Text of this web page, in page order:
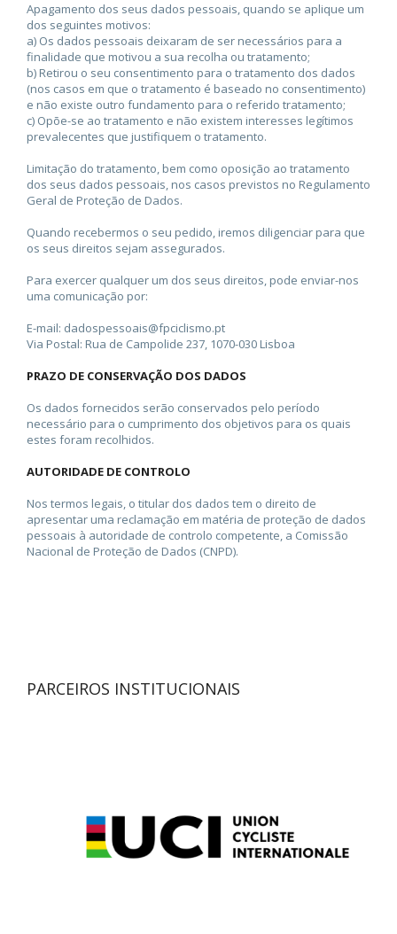
Apagamento dos seus dados pessoais, quando se aplique um
dos seguintes motivos:
a) Os dados pessoais deixaram de ser necessários para a
finalidade que motivou a sua recolha ou tratamento;
b) Retirou o seu consentimento para o tratamento dos dados
(nos casos em que o tratamento é baseado no consentimento)
e não existe outro fundamento para o referido tratamento;
c) Opõe-se ao tratamento e não existem interesses legítimos
prevalecentes que justifiquem o tratamento.
Limitação do tratamento, bem como oposição ao tratamento
dos seus dados pessoais, nos casos previstos no Regulamento
Geral de Proteção de Dados.
Quando recebermos o seu pedido, iremos diligenciar para que
os seus direitos sejam assegurados.
Para exercer qualquer um dos seus direitos, pode enviar-nos
uma comunicação por:
E-mail: dadospessoais@fpciclismo.pt
Via Postal: Rua de Campolide 237, 1070-030 Lisboa
PRAZO DE CONSERVAÇÃO DOS DADOS
Os dados fornecidos serão conservados pelo período
necessário para o cumprimento dos objetivos para os quais
estes foram recolhidos.
AUTORIDADE DE CONTROLO
Nos termos legais, o titular dos dados tem o direito de
apresentar uma reclamação em matéria de proteção de dados
pessoais à autoridade de controlo competente, a Comissão
Nacional de Proteção de Dados (CNPD).
PARCEIROS INSTITUCIONAIS